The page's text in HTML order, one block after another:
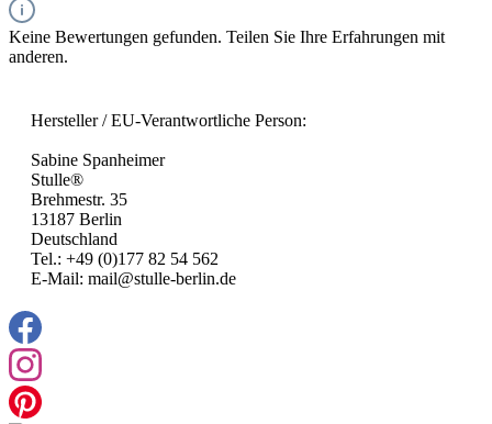
Keine Bewertungen gefunden. Teilen Sie Ihre Erfahrungen mit
anderen.
Hersteller / EU-Verantwortliche Person:
Sabine Spanheimer
Stulle®
Brehmestr. 35
13187 Berlin
Deutschland
Tel.: +49 (0)177 82 54 562
E-Mail: mail@stulle-berlin.de